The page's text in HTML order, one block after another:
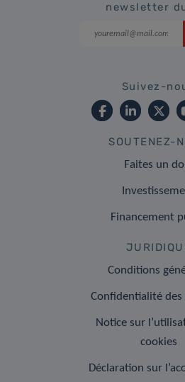
newsletter
Suivez-
SOUTENEZ-
Faites un
Financement
Conditions
Confidentialité des
Notice sur
cookies
Déclaration sur